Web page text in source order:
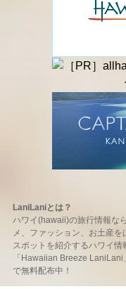
LaniLaniとは？
ハワイ(hawaii)の旅行情報な
メ、ファッション、お土産
スポットを紹介するハワイ
「Hawaiian Breeze
で無料配布中！